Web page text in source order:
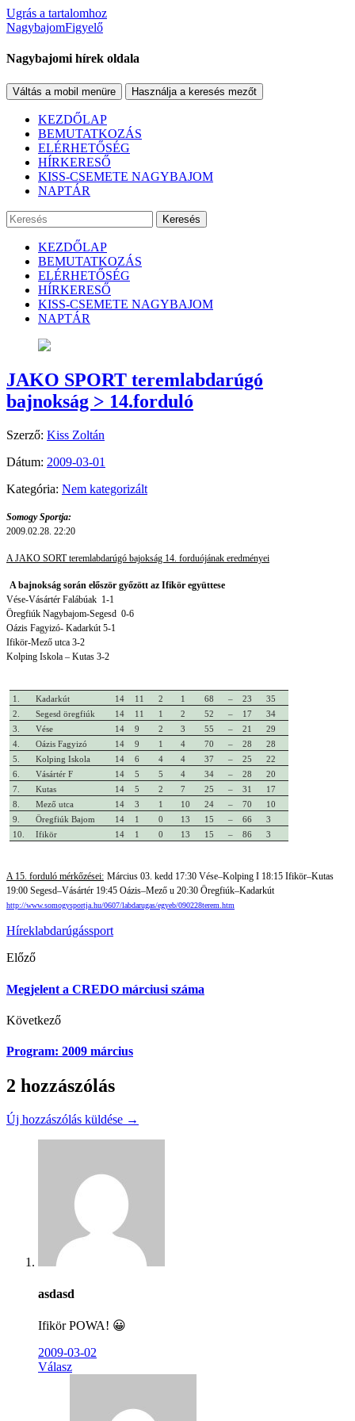
Ugrás a tartalomhoz
NagybajomFigyelő
Nagybajomi hírek oldala
Váltás a mobil menüre Használja a keresés mezőt
KEZDŐLAP
BEMUTATKOZÁS
ELÉRHETŐSÉG
HÍRKERESŐ
KISS-CSEMETE NAGYBAJOM
NAPTÁR
Keresés
KEZDŐLAP
BEMUTATKOZÁS
ELÉRHETŐSÉG
HÍRKERESŐ
KISS-CSEMETE NAGYBAJOM
NAPTÁR
JAKO SPORT teremlabdarúgó
bajnokság > 14.forduló
Szerző: Kiss Zoltán
Dátum: 2009-03-01
Kategória: Nem kategorizált
Somogy Sportja:
2009.02.28. 22:20
A JAKO SORT teremlabdarúgó bajokság 14. forduójának eredményei
A bajnokság során először győzött az Ifikör együttese
Vése-Vásártér Falábúak 1-1
Öregfiúk Nagybajom-Segesd 0-6
Oázis Fagyizó- Kadarkút 5-1
Ifikör-Mező utca 3-2
Kolping Iskola – Kutas 3-2
1. Kadarkút 14 11 2 1 68 – 23
35
2.
Segesd öregfiúk 14 11 1 2 52 – 17
34
3.
Vése 14 9 2 3 55 – 21
29
4.
Oázis Fagyizó 14 9 1 4 70 – 28
28
5.
Kolping Iskola 14 6 4 4 37 – 25
22
6.
Vásártér F 14 5 5 4 34 – 28
20
7.
Kutas 14 5 2 7 25 – 31
17
8.
Mező utca 14 3 1 10 24 – 70
10
9.
Öregfiúk Bajom 14 1 0 13 15 – 66
3
10.
Ifikör 14 1 0 13 15 – 86 3
A 15. forduló mérkőzései: Március 03. kedd 17:30 Vése–Kolping I 18:15 Ifikör–Kutas
19:00 Segesd–Vásártér 19:45 Oázis–Mező u 20:30 Öregfiúk–Kadarkút
http://www.somogysportja.hu/0607/labdarugas/egyeb/090228terem.htm
Híreklabdarúgássport
Előző
Megjelent a CREDO márciusi száma
Következő
Program: 2009 március
2 hozzászólás
Új hozzászólás küldése →
asdasd
Ifikör POWA! 😀
2009-03-02
Válasz